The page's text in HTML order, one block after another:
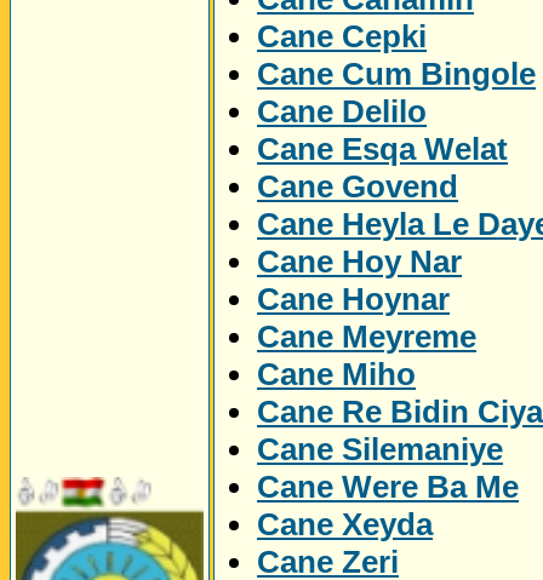
Cane Cepki
Cane Cum Bingole
Cane Delilo
Cane Esqa Welat
Cane Govend
Cane Heyla Le
Cane Hoy Nar
Cane Hoynar
Cane Meyreme
Cane Miho
Cane Re Bidin
Cane Silemaniye
Cane Were Ba Me
Cane Xeyda
Cane Zeri